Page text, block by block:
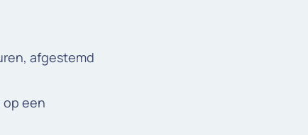
afgestemd
op een